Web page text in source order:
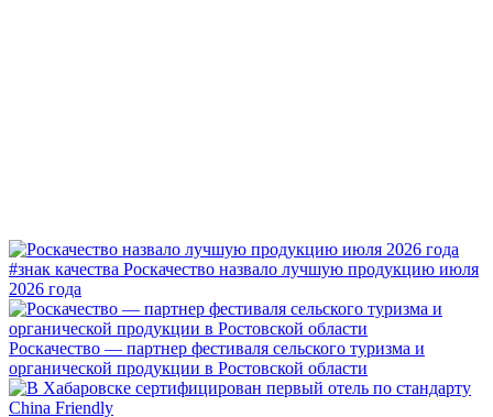
#знак качества Роскачество назвало лучшую продукцию июля
2026 года
Роскачество — партнер фестиваля сельского туризма и
органической продукции в Ростовской области